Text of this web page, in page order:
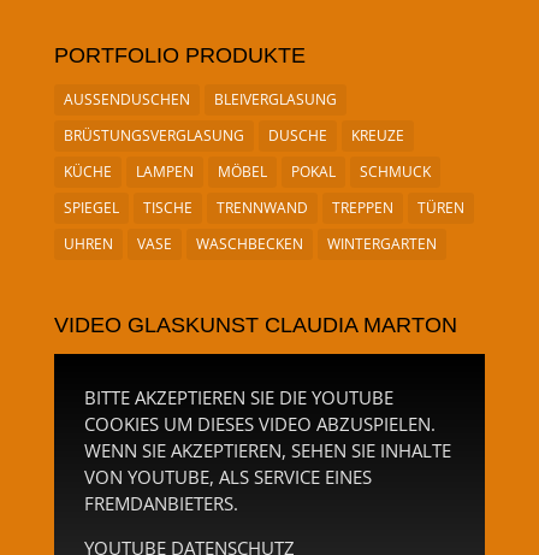
PORTFOLIO PRODUKTE
AUSSENDUSCHEN
BLEIVERGLASUNG
BRÜSTUNGSVERGLASUNG
DUSCHE
KREUZE
KÜCHE
LAMPEN MÖBEL POKAL
SCHMUCK
SPIEGEL
TISCHE TRENNWAND TREPPEN
TÜREN
UHREN
VASE WASCHBECKEN WINTERGARTEN
VIDEO GLASKUNST CLAUDIA MARTON
BITTE AKZEPTIEREN SIE DIE YOUTUBE
COOKIES UM DIESES VIDEO ABZUSPIELEN.
WENN SIE AKZEPTIEREN, SEHEN SIE INHALTE
VON YOUTUBE, ALS SERVICE EINES
FREMDANBIETERS.
YOUTUBE DATENSCHUTZ